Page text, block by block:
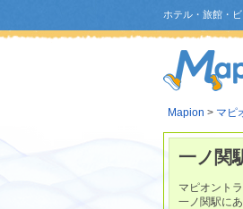
ホテル・旅館・
Mapion > マピ
一ノ関
マピオント
一ノ関駅に